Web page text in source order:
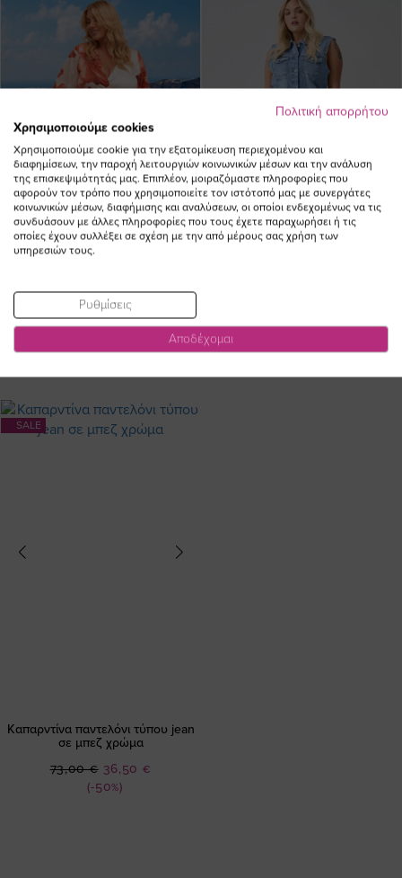
Τζιν παντελόνα σε denim light blue
SALE
Καπαρντίνα παντελόνι τύπου jean
σε μπεζ χρώμα
(-50%)
Ειδική
Τιμή
36,50 €
73,00 €
Πολιτική απορρήτου
Χρησιμοποιούμε cookies
Χρησιμοποιούμε cookie για την εξατομίκευση περιεχομένου και
διαφημίσεων, την παροχή λειτουργιών κοινωνικών μέσων και την ανάλυση
της επισκεψιμότητάς μας. Επιπλέον, μοιραζόμαστε πληροφορίες που
αφορούν τον τρόπο που χρησιμοποιείτε τον ιστότοπό μας με συνεργάτες
κοινωνικών μέσων, διαφήμισης και αναλύσεων, οι οποίοι ενδεχομένως να τις
συνδυάσουν με άλλες πληροφορίες που τους έχετε παραχωρήσει ή τις
οποίες έχουν συλλέξει σε σχέση με την από μέρους σας χρήση των
υπηρεσιών τους.
Ρυθμίσεις
Αποδέχομαι